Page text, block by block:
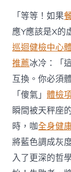
「等等！如果
應Y應該是X的
巡迴健檢中心
推薦冰冷：「
互換。你必須
「傻氣」體檢
瞬間被天秤座
時，咖全身健
將藍色調成灰
入了更深的哲